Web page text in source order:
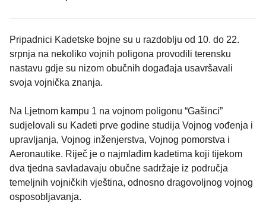
Pripadnici Kadetske bojne su u razdoblju od 10. do 22.
srpnja na nekoliko vojnih poligona provodili terensku
nastavu gdje su nizom obučnih događaja usavršavali
svoja vojnička znanja.
Na Ljetnom kampu 1 na vojnom poligonu “Gašinci”
sudjelovali su Kadeti prve godine studija Vojnog vođenja i
upravljanja, Vojnog inženjerstva, Vojnog pomorstva i
Aeronautike. Riječ je o najmlađim kadetima koji tijekom
dva tjedna savladavaju obučne sadržaje iz područja
temeljnih vojničkih vještina, odnosno dragovoljnog vojnog
osposobljavanja.